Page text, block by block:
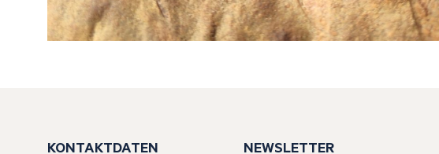
KONTAKTDATEN NEWSLETTER